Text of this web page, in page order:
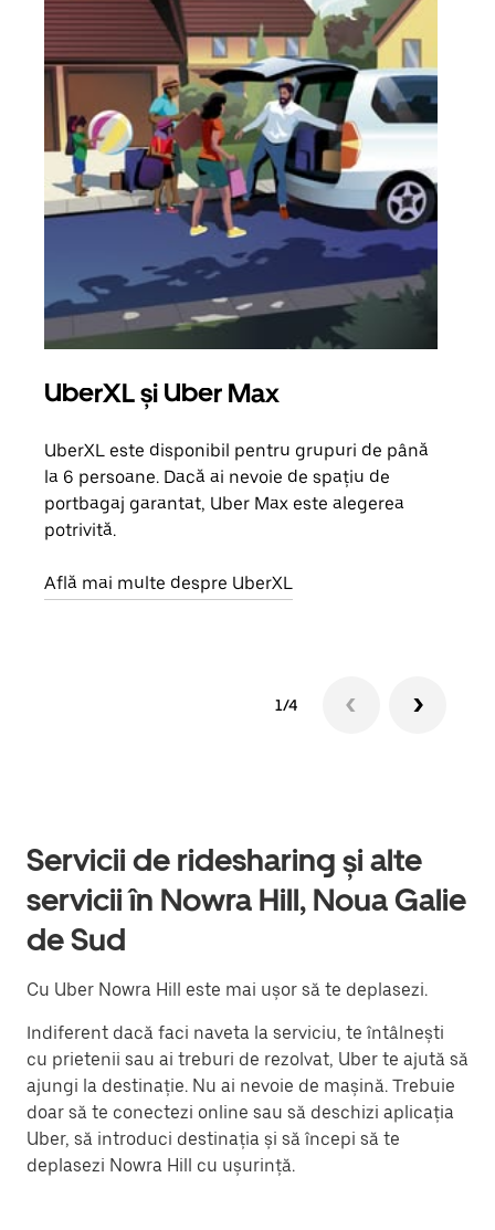
UberXL și Uber Max
UberXL este disponibil pentru grupuri de până
la 6 persoane. Dacă ai nevoie de spațiu de
portbagaj garantat, Uber Max este alegerea
potrivită.
Află mai multe despre UberXL
1/4
Servicii de ridesharing și alte
servicii în Nowra Hill, Noua Galie
de Sud
Cu Uber Nowra Hill este mai ușor să te deplasezi.
Indiferent dacă faci naveta la serviciu, te întâlnești
cu prietenii sau ai treburi de rezolvat, Uber te ajută să
ajungi la destinație. Nu ai nevoie de mașină. Trebuie
doar să te conectezi online sau să deschizi aplicația
Uber, să introduci destinația și să începi să te
deplasezi Nowra Hill cu ușurință.